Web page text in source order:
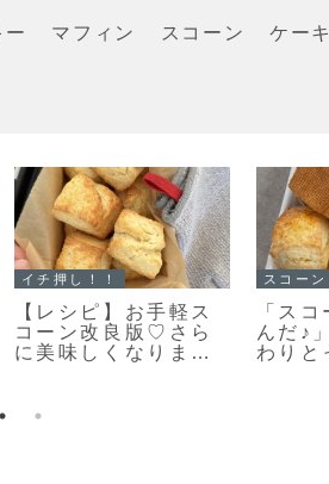
ー マフィン スコーン ケーキ
手軽ス
♡さら
りまし
スコーン
「スコーンの朝ごは
んだ♪」カリッとふん
わりとっても美味し